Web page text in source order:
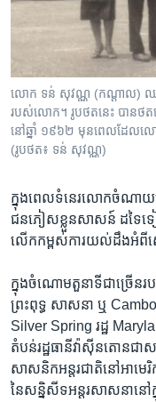
លោក ទន់ សុវណ្ណ (កណ្តាល) ឈរ​ជ
របស់​លោក។ រូបថត​នេះ បាន​ថត​
នៅឆ្នាំ ១៩៦២ មុន​ពេល​ដែល​លោ
(រូបថត៖ ទន់ សុវណ្ណ)
ក្នុង​ពេល​ទំនេរ​លោក​ចំណាយ​
ជន​ភៀសខ្លួន​សាសន៍ ដទៃ​ទ
លើក​កម្ពស់​ការ​យល់ដឹង​អំពី​សេ
ក្នុង​ចំណោម​តួនាទី​ជាច្រើន​
ព្រះពុទ្ធ សាសនា ​ឬ​
Silver Spring​ រដ្ឋ​
តំបន់​រដ្ឋ​ធានី​វ៉ាស៊ីនតោន​ជា​
សាសនិក​អន្តរជាតិ​នៅ​អាម
នៃ​សន្និសីទ​អន្តរសាសនា​នៅ​